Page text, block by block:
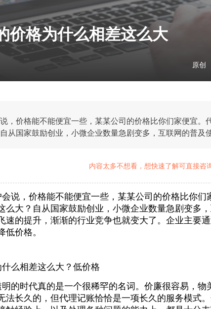
价格为什么相差这么大
原创
，价格能不能便宜一些，某某公司的价格比你们家便宜。
从国家鼓励创业，小微企业数量急剧变多，互联网的普及
内容太多不想看，想快速了解可直接咨
说，价格能不能便宜一些，某某公司的价格比你们
么大？自从国家鼓励创业，小微企业数量急剧变多
速的提升，渐渐的行业竞争也就变大了。企业主要
价格。
么相差这么大？低价格
的时代真的是一个很稀罕的名词。价廉很容易，物
法长久的，但代理记账恰恰是一项长久的服务模式